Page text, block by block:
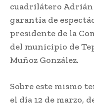
cuadrilátero Adrián
garantía de
presidente de la
del municipio de
Muñoz González.
Sobre este mismo
el día 12 de marzo,